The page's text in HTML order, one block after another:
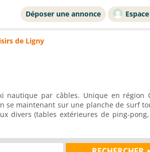
Déposer une annonce
de Ligny
nautique par câbles. Unique en région
se maintenant sur une planche de surf
divers (tables extérieures de ping-